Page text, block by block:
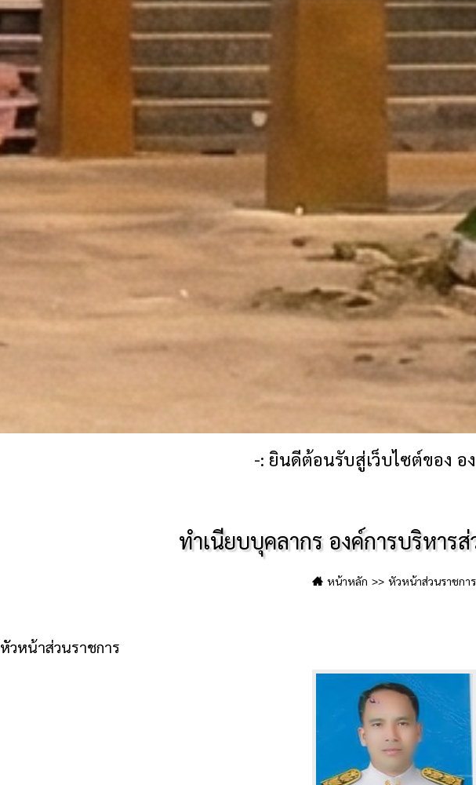
-: ยินดีต้อนรับสู่เว็บไซต์ของ องค์การบริหารส่วนตำบ
ทำเนียบบุคลากร องค์การบริหาร
หน้าหลัก หัวหน้าส่วนราชการ
หัวหน้าส่วนราชการ